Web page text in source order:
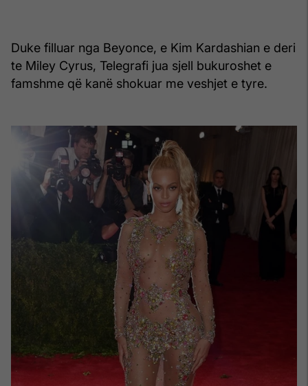
Duke filluar nga Beyonce, e Kim Kardashian e deri
te Miley Cyrus, Telegrafi jua sjell bukuroshet e
famshme që kanë shokuar me veshjet e tyre.